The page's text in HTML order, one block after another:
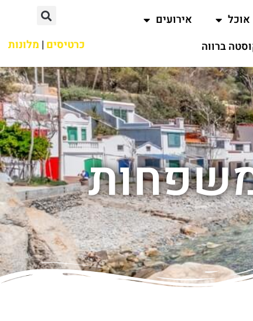
אוכל
אירועים
ברווה כרטיסים | מלונות